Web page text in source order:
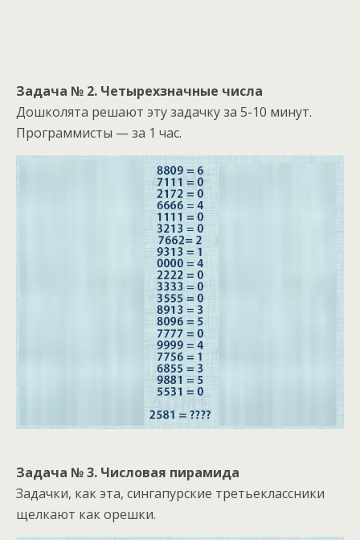
Задача № 2. Четырехзначные числа
Дошколята решают эту задачку за 5-10 минут.
Программисты — за 1 час.
Задача № 3. Числовая пирамида
Задачки, как эта, сингапурские третьеклассники
щелкают как орешки.